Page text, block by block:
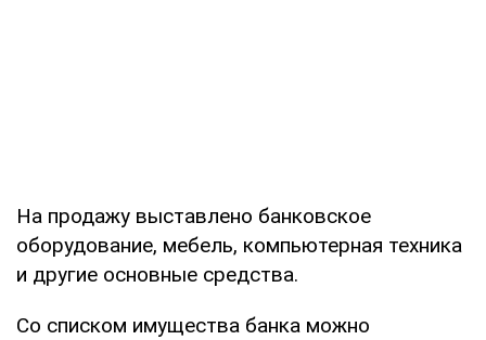
На продажу выставлено банковское
оборудование, мебель, компьютерная техника
и другие основные средства.
Со списком имущества банка можно